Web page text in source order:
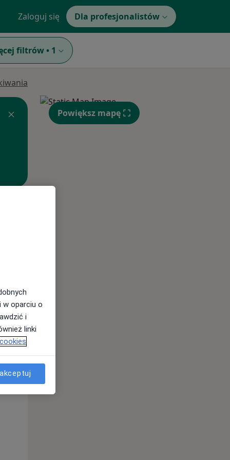
Zaloguj się Dla profesjonalistów
filtrów • 1
Pon,
Powiększ mapę
w oparciu o
i
linki